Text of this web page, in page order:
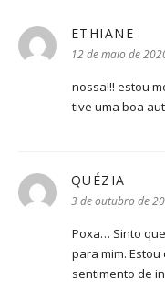
ETHIANE
12 de maio de
nossa!!! estou
tive uma boa
QUÉZIA
3 de outubro de
Poxa… Sinto
para mim.
sentimento de